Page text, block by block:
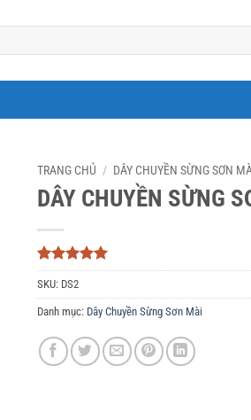
TRANG CHỦ / DÂY CHUYỀN SỪNG SƠN
DÂY CHUYỀN SỪNG
5trên 5
dựa trên
3
đánh giá
SKU: DS2
Danh mục: Dây Chuyền Sừng Sơn Mài